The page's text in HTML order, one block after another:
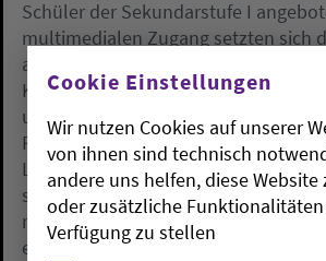
Schüler der Sekundarstufe I
multimedialen Zugang setzten sich
auf spielerische Weise mit Fragen zur
Klimagerechtigkeit, zur
und in anderen Ländern sowie dem
Fußabdruck als Indikator für einen
Lebensstil auseinander, hieß es.
sich auch in die Rolle von
nachhaltige Lösungen für das Jahr
entwickeln.
Cookie Einstellungen
Wir nutzen Cookies auf unserer
von ihnen sind technisch
andere uns helfen, diese Website
oder zusätzliche
Verfügung zu stellen